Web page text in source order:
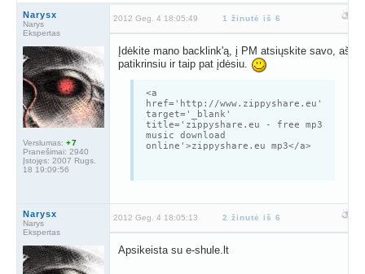
Narysx
Narys
Ekspertas
Verslumas: +7
Pranešimai: 2940
Įstojęs: 2007 Rugs.
18 19:09:56
2012 Geg. 4 18:05:49 1 žinutė iš 6
Įdėkite mano backlink'ą, į PM atsiųskite savo, aš
patikrinsiu ir taip pat įdėsiu.
<a
href='http://www.zippyshare.eu'
target='_blank'
title='zippyshare.eu - free mp3
music download
online'>zippyshare.eu mp3</a>
Narysx
Narys
Ekspertas
2012 Geg. 4 18:05:13 2 žinutė iš 6
Apsikeista su e-shule.lt